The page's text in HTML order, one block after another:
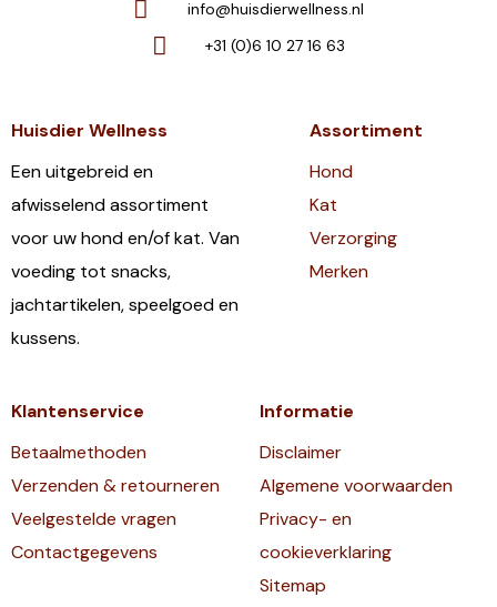
info@huisdierwellness.nl
+31 (0)6 10 27 16 63
Huisdier Wellness
Een uitgebreid en
afwisselend assortiment
voor uw hond en/of kat. Van
voeding tot snacks,
jachtartikelen, speelgoed en
kussens.
Assortiment
Hond
Kat
Verzorging
Merken
Klantenservice
Betaalmethoden
Verzenden & retourneren
Veelgestelde vragen
Contactgegevens
Informatie
Disclaimer
Algemene voorwaarden
Privacy- en
cookieverklaring
Sitemap